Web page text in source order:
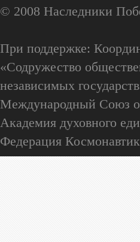
© 2008 Наследники
При поддержке:
«Содружество
независимых
Международный Союз
Академия духовного
Федерация